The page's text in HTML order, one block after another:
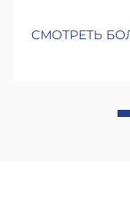
рывки и
СМОТРЕТЬ